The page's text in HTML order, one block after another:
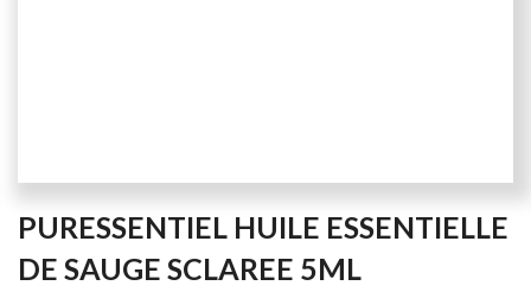
to
beginning
PURESSENTIEL HUILE ESSENTIELLE
DE SAUGE SCLAREE 5ML